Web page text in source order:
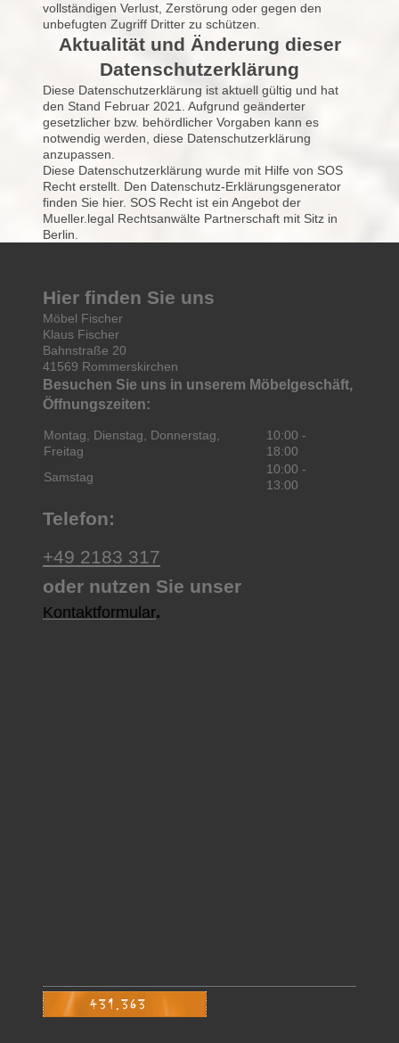
vollständigen Verlust, Zerstörung oder gegen den
unbefugten Zugriff Dritter zu schützen.
Aktualität und Änderung dieser
Datenschutzerklärung
Diese Datenschutzerklärung ist aktuell gültig und hat
den Stand Februar 2021. Aufgrund geänderter
gesetzlicher bzw. behördlicher Vorgaben kann es
notwendig werden, diese Datenschutzerklärung
anzupassen.
Diese Datenschutzerklärung wurde mit Hilfe von SOS
Recht erstellt. Den Datenschutz-Erklärungsgenerator
finden Sie hier. SOS Recht ist ein Angebot der
Mueller.legal Rechtsanwälte Partnerschaft mit Sitz in
Berlin.
Hier finden Sie uns
Möbel Fischer
Klaus Fischer
Bahnstraße 20
41569 Rommerskirchen
Besuchen Sie uns in unserem Möbelgeschäft,
Öffnungszeiten:
Montag, Dienstag, Donnerstag,
Freitag
10:00 -
18:00
Samstag
10:00 -
13:00
Telefon:
+49 2183 317
oder nutzen Sie unser
Kontaktformular.